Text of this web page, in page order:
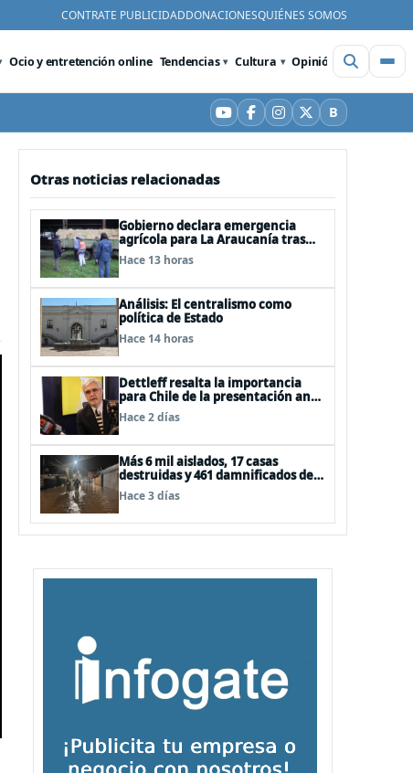
CONTRATE PUBLICIDADDONACIONESQUIÉNES SOMOS
Ocio y entretención online Tendencias Cultura Opinión Videos
YouTube
Facebook
Instagram
X BBluesky
Otras noticias relacionadas
Gobierno declara emergencia
agrícola para La Araucanía tras
desastres por pasos de sistemas
frontales
Hace 13 horas
Análisis: El centralismo como
política de Estado
Hace 14 horas
Dettleff resalta la importancia
para Chile de la presentación ante
la ONU de la Plataforma
Continental Extendida del
Hace 2 días
Más 6 mil aislados, 17 casas
destruidas y 461 damnificados deja
paso de nuevo sistema frontal
Hace 3 días